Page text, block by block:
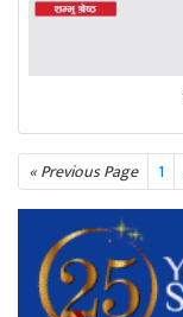
« Previous Page 1